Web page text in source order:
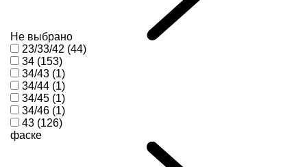
Не выбрано
23/33/42 (44)
34 (153)
34/43 (1)
34/44 (1)
34/45 (1)
34/46 (1)
43 (126)
фаске